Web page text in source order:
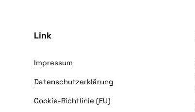
Link
Impressum
Datenschutzerklärung
Cookie-Richtlinie (EU)